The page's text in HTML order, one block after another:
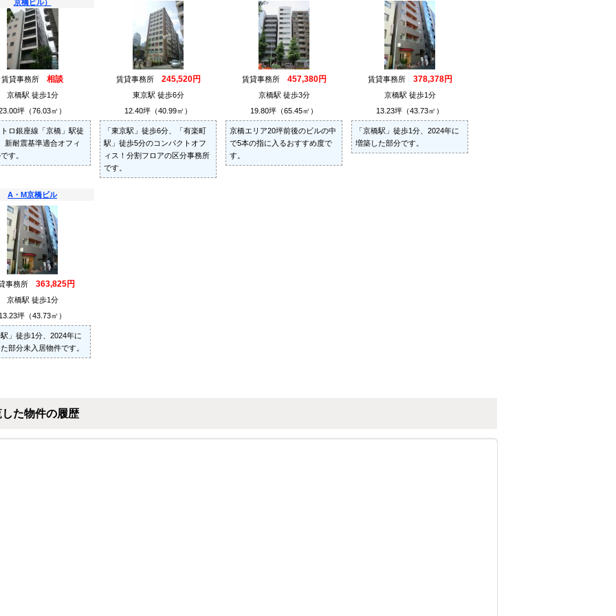
京橋ビル）
賃貸事務所 相談
京橋駅 徒歩1分
坪（76.03㎡）
ロ銀座線「京橋」駅徒
新耐震基準適合オフィ
す。
賃貸事務所 245,520円
東京駅 徒歩6分
12.40坪（40.99㎡）
「東京駅」徒歩6分、「有楽町
駅」徒歩5分のコンパクトオフ
ィス！分割フロアの区分事務所
です。
賃貸事務所 457,380円
京橋駅 徒歩3分
19.80坪（65.45㎡）
京橋エリア20坪前後のビルの中
で5本の指に入るおすすめ度で
す。
賃貸事務所 378,378円
京橋駅 徒歩1分
13.23坪（43.73㎡）
「京橋駅」徒歩1分、2024年に
増築した部分です。
A・M京橋ビル
事務所 363,825円
京橋駅 徒歩1分
13.23坪（43.73㎡）
駅」徒歩1分、2024年に
部分未入居物件です。
した物件の履歴